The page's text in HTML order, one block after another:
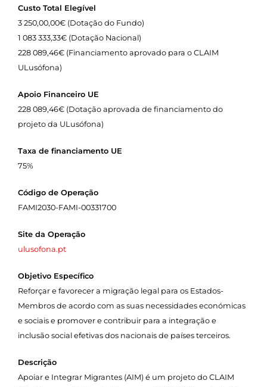
Custo Total Elegível
3 250,00,00€ (Dotação do Fundo)
1 083 333,33€ (Dotação Nacional)
228 089,46€ (Financiamento aprovado para o CLAIM
ULusófona)
Apoio Financeiro UE
228 089,46€ (Dotação aprovada de financiamento do
projeto da ULusófona)
Taxa de financiamento UE
75%
Código de Operação
FAMI2030-FAMI-00331700
Site da Operação
ulusofona.pt
Objetivo Específico
Reforçar e favorecer a migração legal para os Estados-
Membros de acordo com as suas necessidades económicas
e sociais e promover e contribuir para a integração e
inclusão social efetivas dos nacionais de países terceiros.
Descrição
Apoiar e Integrar Migrantes (AIM) é um projeto do CLAIM